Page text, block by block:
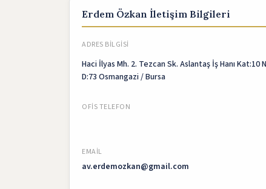
Erdem Özkan İletişim Bilgileri
ADRES BILGISI
Haci İlyas Mh. 2. Tezcan Sk. Aslantaş İş Hanı Kat:10
D:73 Osmangazi / Bursa
OFIS TELEFON
EMAIL
av.erdemozkan@gmail.com